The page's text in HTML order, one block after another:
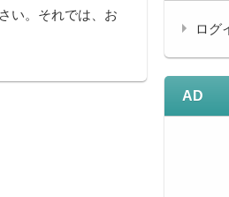
い。それでは、お
ログ
AD